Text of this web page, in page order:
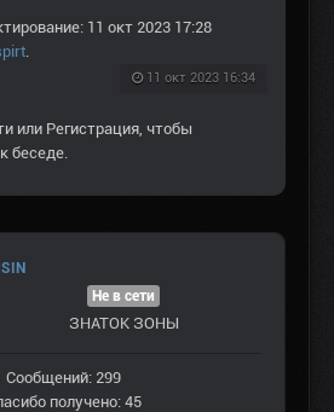
11 окт 2023 17:28
11 окт 2023 16:34
или Регистрация , чтобы
беседе.
Не в сети
ЗНАТОК ЗОНЫ
Сообщений: 299
получено: 45